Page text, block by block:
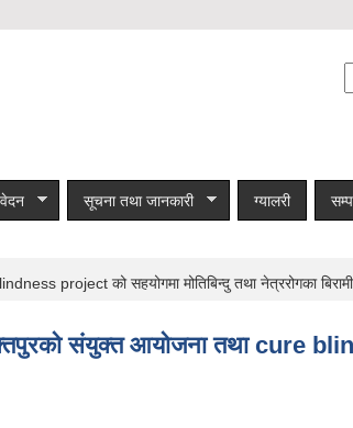
सूचना तथा जानकारी ग्यालरी
project को सहयोगमा मोतिबिन्दु तथा नेत्ररोगका
संयुक्त आयोजना तथा cure